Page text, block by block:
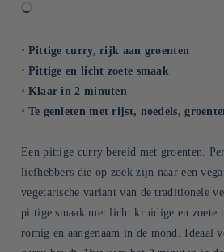
⋅ Pittige curry, rijk aan groenten
⋅ Pittige en licht zoete smaak
⋅ Klaar in 2 minuten
⋅ Te genieten met rijst, noedels,
Een pittige curry bereid met groenten.
liefhebbers die op zoek zijn naar een
vegetarische variant van de traditionele
pittige smaak met licht kruidige en zoete
romig en aangenaam in de mond. Ideaal